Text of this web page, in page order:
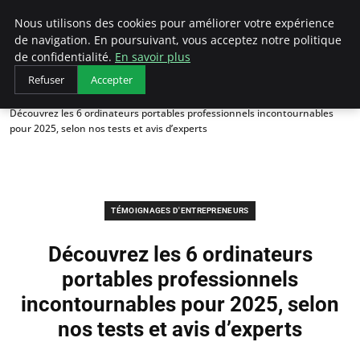
LECFCM
Accueil
Témoignages d'entrepreneurs
Découvrez les 6 ordinateurs portables professionnels incontournables
pour 2025, selon nos tests et avis d’experts
TÉMOIGNAGES D'ENTREPRENEURS
Découvrez les 6 ordinateurs
portables professionnels
incontournables pour 2025, selon
nos tests et avis d’experts
Nous utilisons des cookies pour améliorer votre expérience
de navigation. En poursuivant, vous acceptez notre politique
de confidentialité. En savoir plus
Refuser Accepter